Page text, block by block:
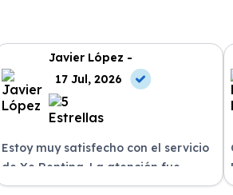
Javier López -
17 Jul, 2026
Estoy muy satisfecho con el servicio
de Xe Renting. La atención fue
excelente y el coche llegó en